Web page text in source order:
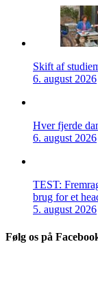
Skift af
6. august 2026
Hver fjerde
6. august 2026
TEST:
brug for et
5. august 2026
Følg os på